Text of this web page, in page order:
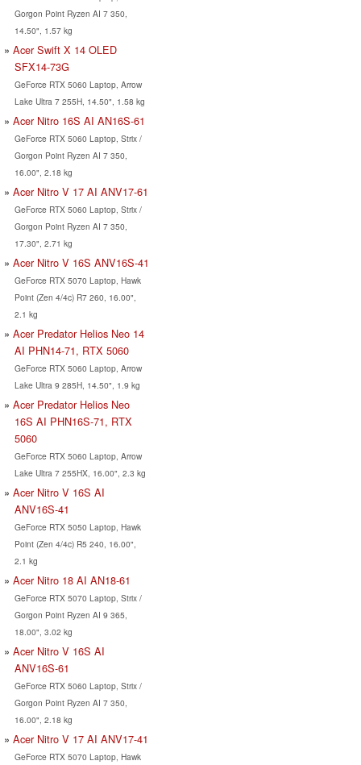
Gorgon Point Ryzen AI 7 350,
14.50", 1.57 kg
Acer Swift X 14 OLED
SFX14-73G
GeForce RTX 5060 Laptop, Arrow
Lake Ultra 7 255H, 14.50", 1.58 kg
Acer Nitro 16S AI AN16S-61
GeForce RTX 5060 Laptop, Strix /
Gorgon Point Ryzen AI 7 350,
16.00", 2.18 kg
Acer Nitro V 17 AI ANV17-61
GeForce RTX 5060 Laptop, Strix /
Gorgon Point Ryzen AI 7 350,
17.30", 2.71 kg
Acer Nitro V 16S ANV16S-41
GeForce RTX 5070 Laptop, Hawk
Point (Zen 4/4c) R7 260, 16.00",
2.1 kg
Acer Predator Helios Neo 14
AI PHN14-71, RTX 5060
GeForce RTX 5060 Laptop, Arrow
Lake Ultra 9 285H, 14.50", 1.9 kg
Acer Predator Helios Neo
16S AI PHN16S-71, RTX
5060
GeForce RTX 5060 Laptop, Arrow
Lake Ultra 7 255HX, 16.00", 2.3 kg
Acer Nitro V 16S AI
ANV16S-41
GeForce RTX 5050 Laptop, Hawk
Point (Zen 4/4c) R5 240, 16.00",
2.1 kg
Acer Nitro 18 AI AN18-61
GeForce RTX 5070 Laptop, Strix /
Gorgon Point Ryzen AI 9 365,
18.00", 3.02 kg
Acer Nitro V 16S AI
ANV16S-61
GeForce RTX 5060 Laptop, Strix /
Gorgon Point Ryzen AI 7 350,
16.00", 2.18 kg
Acer Nitro V 17 AI ANV17-41
GeForce RTX 5070 Laptop, Hawk